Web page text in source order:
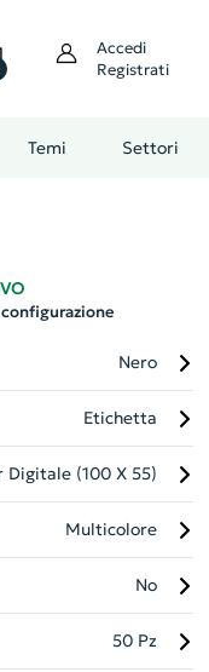
Accedi
Registrati
Temi Settori
Nero
Etichetta
Digitale (100 X 55)
Multicolore
No
50 Pz